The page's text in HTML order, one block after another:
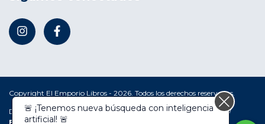
Copyright El Emporio Libros - 2026. Todos los derechos reservados.
Defensa de las y los consumidores. Para reclamos ingresá acá. /
🚨 ¡Tenemos nueva búsqueda con inteligencia
artificial! 🚨